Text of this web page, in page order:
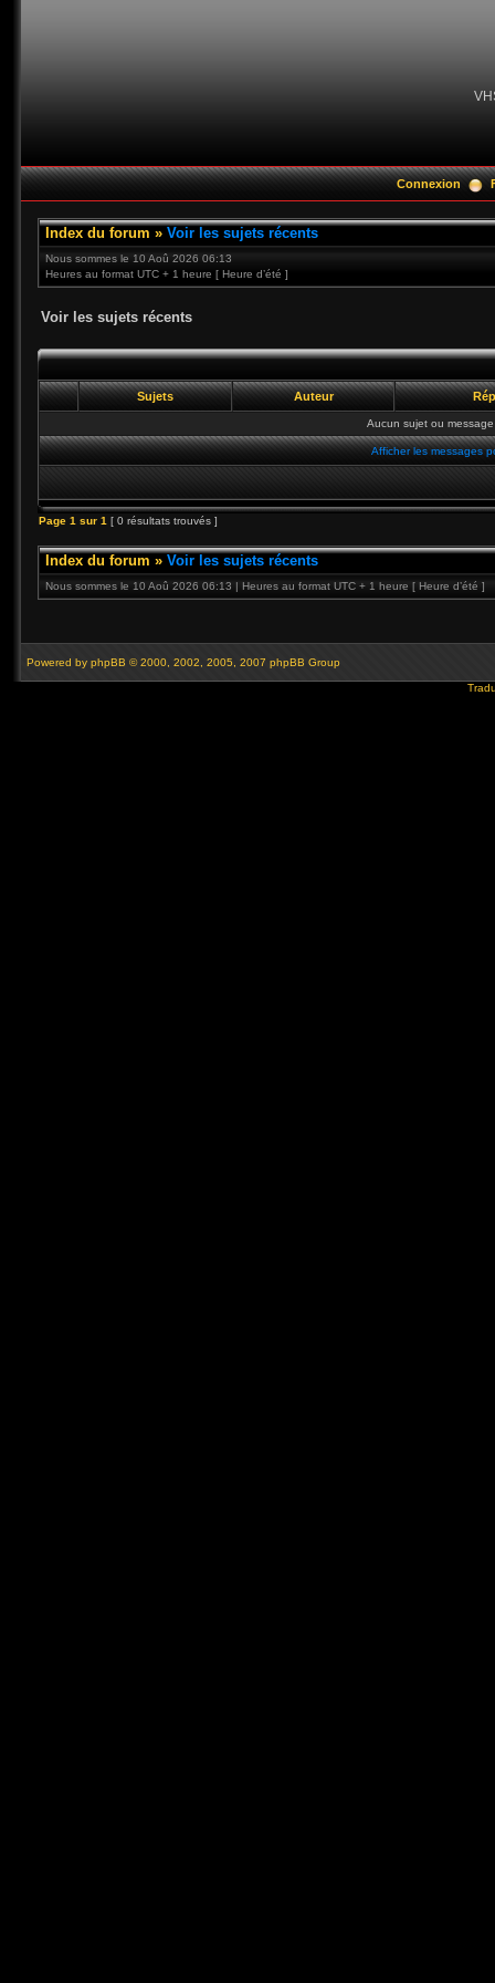
Connexion
Index du forum » Voir les sujets récents
Nous sommes le 10 Aoû 2026 06:13
Heures au format UTC + 1 heure [ Heure d’été ]
Voir les sujets récents
Sujets Auteur
Aucun sujet ou
Afficher les messages
Page 1 sur 1 [ 0 résultats trouvés ]
Index du forum » Voir les sujets récents
Nous sommes le 10 Aoû 2026 06:13 | Heures au format UTC + 1 heure [ Heure d’été ]
Powered by phpBB © 2000, 2002, 2005, 2007 phpBB Group